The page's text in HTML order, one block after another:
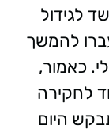
לגידול
להמשך
כאמור,
לחקירה
היום